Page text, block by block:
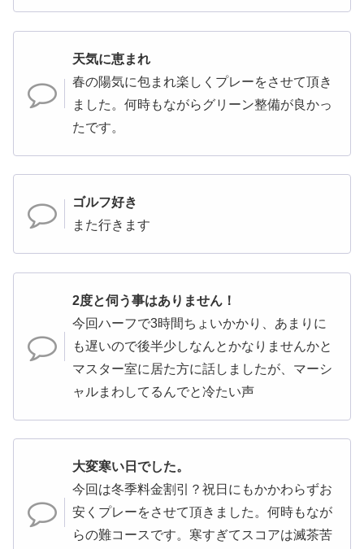
天気に恵まれ
春の陽気に包まれ楽しくプレーをさせて頂き
ました。何時もながらグリーン整備が良かっ
たです。
ゴルフ好き
また行きます
2度と伺う事はありません！
今回ハーフで3時間ちょいかかり、あまりに
も遅いので後半少しなんとかなりませんかと
マスター室に居た方に話しましたが、マーシ
ャルまわしてるんでと冷たい声
大変寒い日でした。
今回は冬季料金割引？祝日にもかかわらずお
安くプレーをさせて頂きました。何時もなが
らの難コースです。寒すぎてスコアは滅茶苦